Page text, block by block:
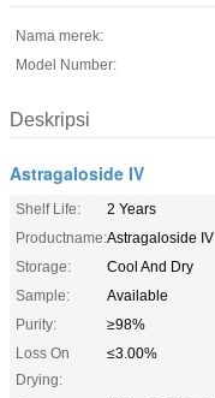
Nama merek:
Model Number:
Deskripsi
Astragaloside IV
Shelf Life:
2 Years
Productname:Astragaloside IV
Storage:
Cool And Dry
Sample:
Available
Purity:
≥98%
Loss On
Drying:
≤3.00%